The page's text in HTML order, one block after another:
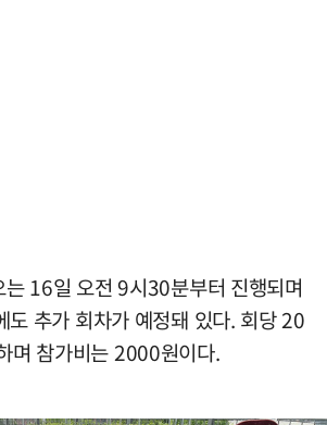
16일 오전 9시30분부터 진행되며
추가 회차가 예정돼 있다. 회당 20
며 참가비는 2000원이다.